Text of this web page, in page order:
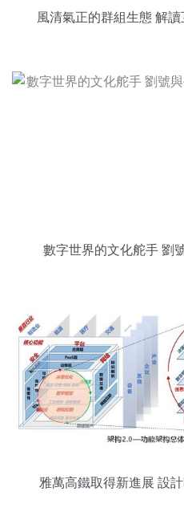
風清氣正的群組生態 解
數字世界的文化舵手 劉
雅萬高鐵取得新進展 設